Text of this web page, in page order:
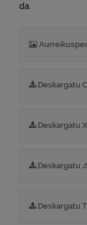
da.
Deskargatu
Deskargatu
Deskargatu
Deskargatu